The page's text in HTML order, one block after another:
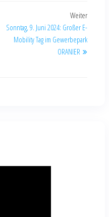
Weiter
Sonntag, 9. Juni 2024: Großer E-
Mobility Tag im Gewerbepark
ORANIER